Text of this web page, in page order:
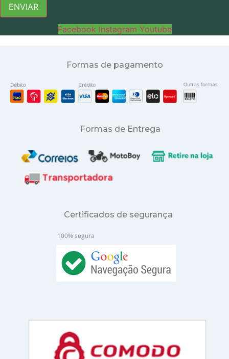
ENVIAR
Facebook Instagram Youtube
Formas de pagamento
Formas de Entrega
Certificados de segurança